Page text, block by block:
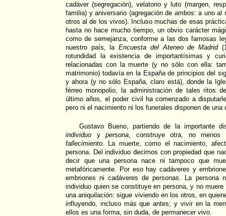
cadáver (segregación), velatorio y luto (margen,
familia) y aniversario (agregación de ambos: a uno
otros al de los vivos). Incluso muchas de esas
hasta no hace mucho tiempo, un obvio carácter
como de semejanza, conforme a las dos famosas
nuestro país, laEncuesta del Ateneo de Madrid
rotundidad la existencia de importantísimas y
relacionadas con la muerte (y no sólo con ella:
matrimonio) todavía en la España de principios del
y ahora (y no sólo España, claro está), donde la
férreo monopolio, la administración de tales ritos
último años, el poder civil ha comenzado a
pero ni el nacimiento ni los funerales disponen de
Gustavo Bueno, partiendo de la importante
individuo y persona, construye otra, no menos
fallecimiento. La muerte, como el nacimiento,
persona. Del individuo decimos con propiedad que
decir que una persona nace ni tampoco que
metafóricamente. Por eso hay cadáveres y
embriones ni cadáveres de personas. La persona
individuo quien se constituye en persona, y no
una aniquilación: sigue viviendo en los otros, en
influyendo, incluso más que antes; y vivir en la
ellos es una forma, sin duda, de permanecer vivo.